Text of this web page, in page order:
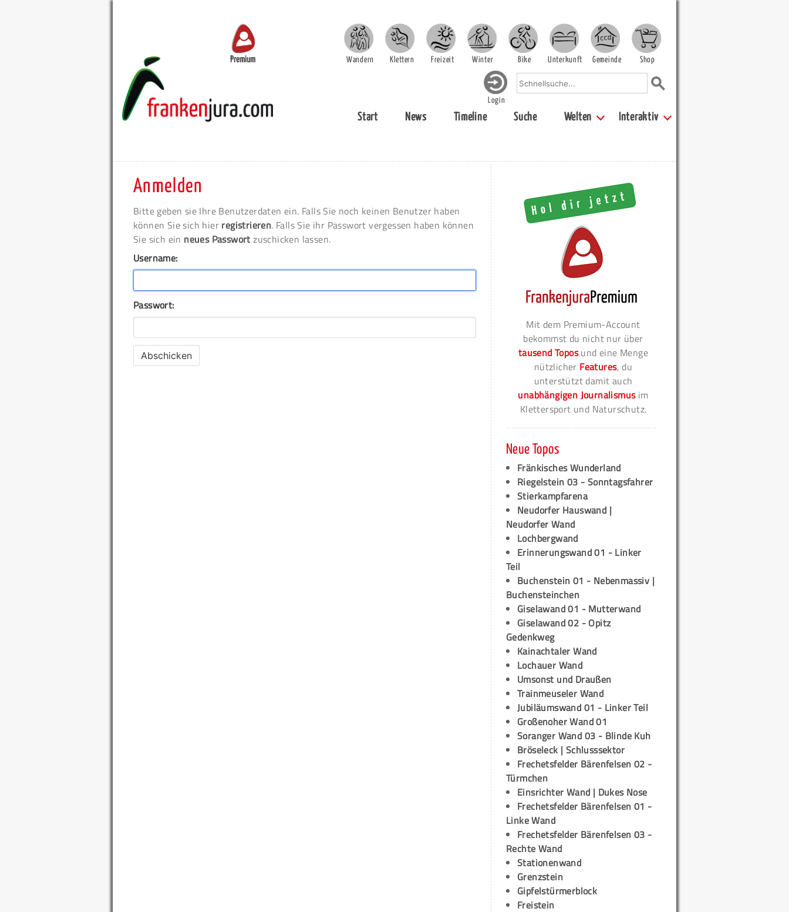
Premium Wandern Klettern Freizeit Winter Bike Unterkunft Gemeinde Shop
Login
Start News Timeline Suche Welten Interaktiv
Anmelden
Bitte geben sie Ihre Benutzerdaten ein. Falls Sie noch keinen Benutzer haben
können Sie sich hier registrieren. Falls Sie ihr Passwort vergessen haben können
Sie sich ein neues Passwort zuschicken lassen.
Username:
Passwort:
Mit dem Premium-Account
bekommst du nicht nur über
tausend Toposund eine Menge
nützlicher Features, du
unterstützt damit auch
unabhängigen Journalismusim
Klettersport und Naturschutz.
Neue Topos
Fränkisches Wunderland
Riegelstein 03 - Sonntagsfahrer
Stierkampfarena
Neudorfer Hauswand |
Neudorfer Wand
Lochbergwand
Erinnerungswand 01 - Linker
Teil
Buchenstein 01 - Nebenmassiv |
Buchensteinchen
Giselawand 01 - Mutterwand
Giselawand 02 - Opitz
Gedenkweg
Kainachtaler Wand
Lochauer Wand
Umsonst und Draußen
Trainmeuseler Wand
Jubiläumswand 01 - Linker Teil
Großenoher Wand 01
Soranger Wand 03 - Blinde Kuh
Bröseleck | Schlusssektor
Frechetsfelder Bärenfelsen 02 -
Türmchen
Einsrichter Wand | Dukes Nose
Frechetsfelder Bärenfelsen 01 -
Linke Wand
Frechetsfelder Bärenfelsen 03 -
Rechte Wand
Stationenwand
Grenzstein
Gipfelstürmerblock
Freistein